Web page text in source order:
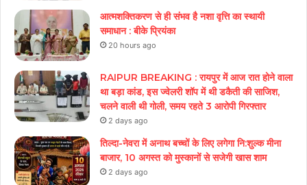
आत्मशक्तिकरण से ही संभव है नशा वृत्ति का स्थायी
समाधान : बीके प्रियंका
20 hours ago
RAIPUR BREAKING : रायपुर में आज रात होने वाला
था बड़ा कांड, इस ज्वेलरी शॉप में थी डकैती की साजिश,
चलने वाली थी गोली, समय रहते 3 आरोपी गिरफ्तार
2 days ago
तिल्दा-नेवरा में अनाथ बच्चों के लिए लगेगा नि:शुल्क मीना
बाजार, 10 अगस्त को मुस्कानों से सजेगी खास शाम
2 days ago